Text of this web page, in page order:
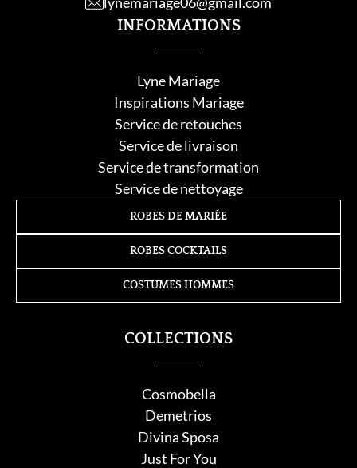
INFORMATIONS
Lyne Mariage
Inspirations Mariage
Service de retouches
Service de livraison
Service de transformation
Service de nettoyage
COLLECTIONS
Cosmobella
Demetrios
Divina Sposa
Just For You
ROBES DE MARIÉE
ROBES COCKTAILS
COSTUMES HOMMES